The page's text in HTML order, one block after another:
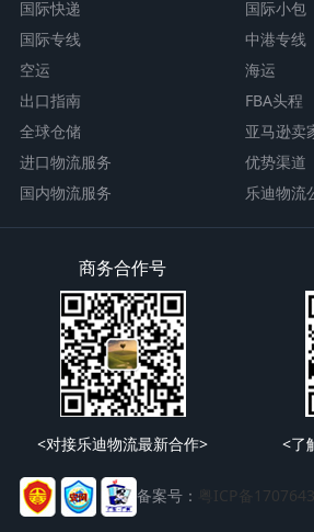
国际快递
国际小包
国际专线
中港专线
空运
海运
出口指南
FBA头程
全球仓储
亚马逊卖
进口物流服务
优势渠道
国内物流服务
乐迪物流
商务合作号
<对接乐迪物流最新合作> <了
备案号： 粤ICP备